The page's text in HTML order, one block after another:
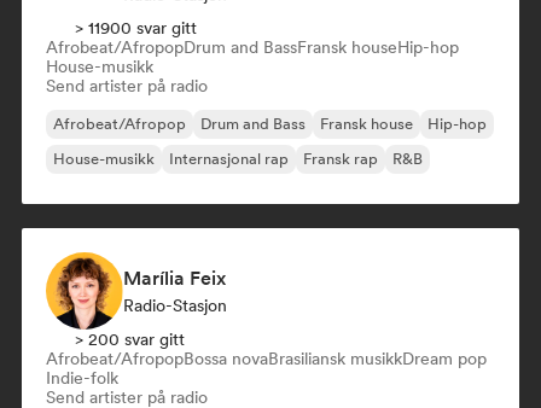
> 11900 svar gitt
Afrobeat/AfropopDrum and BassFransk houseHip-hop
House-musikk
Send artister på radio
Afrobeat/Afropop Drum and Bass Fransk house
Hip-hop
House-musikk
Internasjonal rap Fransk rap R&B
Marília Feix
Radio-Stasjon
> 200 svar gitt
Afrobeat/AfropopBossa novaBrasiliansk musikkDream pop
Indie-folk
Send artister på radio